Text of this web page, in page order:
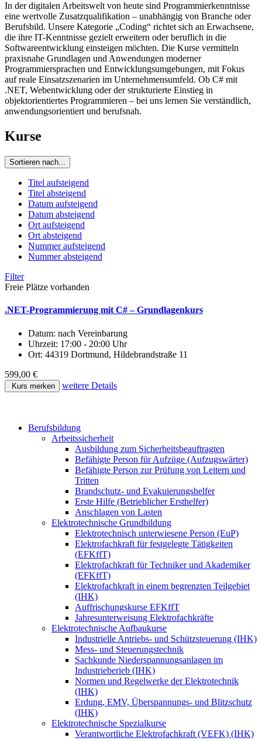
In der digitalen Arbeitswelt von heute sind Programmierkenntnisse
eine wertvolle Zusatzqualifikation – unabhängig von Branche oder
Berufsbild. Unsere Kategorie „Coding“ richtet sich an Erwachsene,
die ihre IT-Kenntnisse gezielt erweitern oder beruflich in die
Softwareentwicklung einsteigen möchten. Die Kurse vermitteln
praxisnahe Grundlagen und Anwendungen moderner
Programmiersprachen und Entwicklungsumgebungen, mit Fokus
auf reale Einsatzszenarien im Unternehmensumfeld. Ob C# mit
.NET, Webentwicklung oder der strukturierte Einstieg in
objektorientiertes Programmieren – bei uns lernen Sie verständlich,
anwendungsorientiert und berufsnah.
Kurse
Sortieren nach...
Titel aufsteigend
Titel absteigend
Datum aufsteigend
Datum absteigend
Ort aufsteigend
Ort absteigend
Nummer aufsteigend
Nummer absteigend
Filter
Freie Plätze vorhanden
.NET-Programmierung mit C# – Grundlagenkurs
Datum: nach Vereinbarung
Uhrzeit: 17:00 - 20:00 Uhr
Ort: 44319 Dortmund, Hildebrandstraße 11
599,00 €
Kurs merken weitere Details
Berufsbildung
Arbeitssicherheit
Ausbildung zum Sicherheitsbeauftragten
Befähigte Person für Aufzüge (Aufzugswärter)
Befähigte Person zur Prüfung von Leitern und
Tritten
Brandschutz- und Evakuierungshelfer
Erste Hilfe (Betrieblicher Ersthelfer)
Anschlagen von Lasten
Elektrotechnische Grundbildung
Elektrotechnisch unterwiesene Person (EuP)
Elektrofachkraft für festgelegte Tätigkeiten
(EFKffT)
Elektrofachkraft für Techniker und Akademiker
(EFKffT)
Elektrofachkraft in einem begrenzten Teilgebiet
(IHK)
Auffrischungskurse EFKffT
Jahresunterweisung Elektrofachkräfte
Elektrotechnische Aufbaukurse
Industrielle Antriebs- und Schützsteuerung (IHK)
Mess- und Steuerungstechnik
Sachkunde Niederspannungsanlagen im
Industrieberieb (IHK)
Normen und Regelwerke der Elektrotechnik
(IHK)
Erdung, EMV, Überspannungs- und Blitzschutz
(IHK)
Elektrotechnische Spezialkurse
Verantwortliche Elektrofachkraft (VEFK) (IHK)